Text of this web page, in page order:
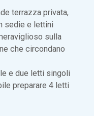
terrazza privata,
sedie e lettini
sulla
che circondano
e due letti singoli
preparare 4 letti